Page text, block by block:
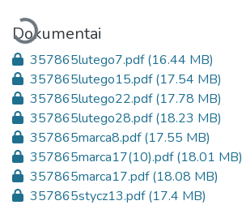
Įkeliama...
Dokumentai
357865lutego7.pdf(16.44 MB)
357865lutego15.pdf(17.54 MB)
357865lutego22.pdf(17.78 MB)
357865lutego28.pdf(18.23 MB)
357865marca8.pdf(17.55 MB)
357865marca17(10).pdf(18.01 MB)
357865marca17.pdf(18.08 MB)
357865stycz13.pdf(17.4 MB)